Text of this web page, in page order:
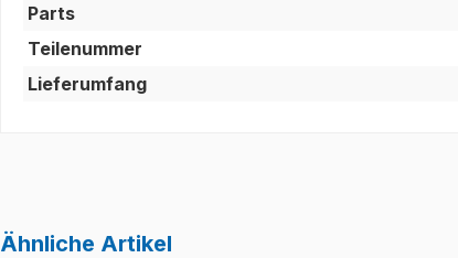
Parts
Teilenummer
Lieferumfang
Ähnliche Artikel